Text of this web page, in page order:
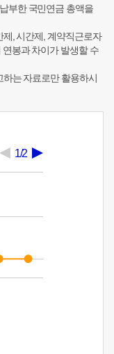
부한 국민연금 총액을
, 시간제, 계약직근로자
봉과 차이가 발생할 수
는 자료로만 활용하시
1/2